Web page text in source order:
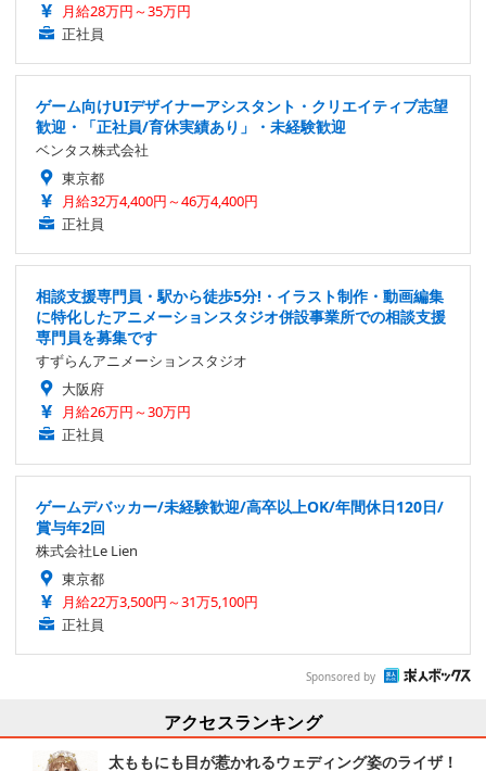
月給28万円～35万円
正社員
ゲーム向けUIデザイナーアシスタント・クリエイティブ志望
歓迎・「正社員/育休実績あり」・未経験歓迎
ベンタス株式会社
東京都
月給32万4,400円～46万4,400円
正社員
相談支援専門員・駅から徒歩5分!・イラスト制作・動画編集
に特化したアニメーションスタジオ併設事業所での相談支援
専門員を募集です
すずらんアニメーションスタジオ
大阪府
月給26万円～30万円
正社員
ゲームデバッカー/未経験歓迎/高卒以上OK/年間休日120日/
賞与年2回
株式会社Le Lien
東京都
月給22万3,500円～31万5,100円
正社員
Sponsored by
アクセスランキング
太ももにも目が惹かれるウェディング姿のライザ！